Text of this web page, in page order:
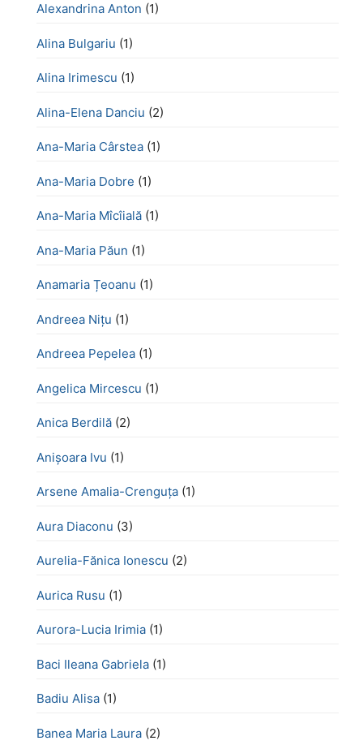
Alexandrina Anton (1)
Alina Bulgariu (1)
Alina Irimescu (1)
Alina-Elena Danciu (2)
Ana-Maria Cârstea (1)
Ana-Maria Dobre (1)
Ana-Maria Mîcîială (1)
Ana-Maria Păun (1)
Anamaria Țeoanu (1)
Andreea Nițu (1)
Andreea Pepelea (1)
Angelica Mircescu (1)
Anica Berdilă (2)
Anișoara Ivu (1)
Arsene Amalia-Crenguța (1)
Aura Diaconu (3)
Aurelia-Fănica Ionescu (2)
Aurica Rusu (1)
Aurora-Lucia Irimia (1)
Baci Ileana Gabriela (1)
Badiu Alisa (1)
Banea Maria Laura (2)